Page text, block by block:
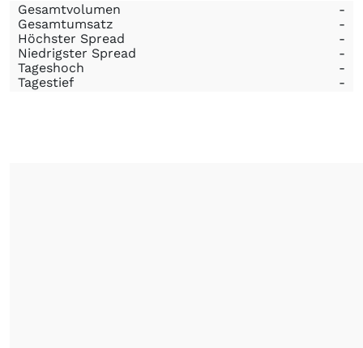
Gesamtvolumen
-
Gesamtumsatz
-
Höchster Spread
-
Niedrigster Spread
-
Tageshoch
-
Tagestief
-